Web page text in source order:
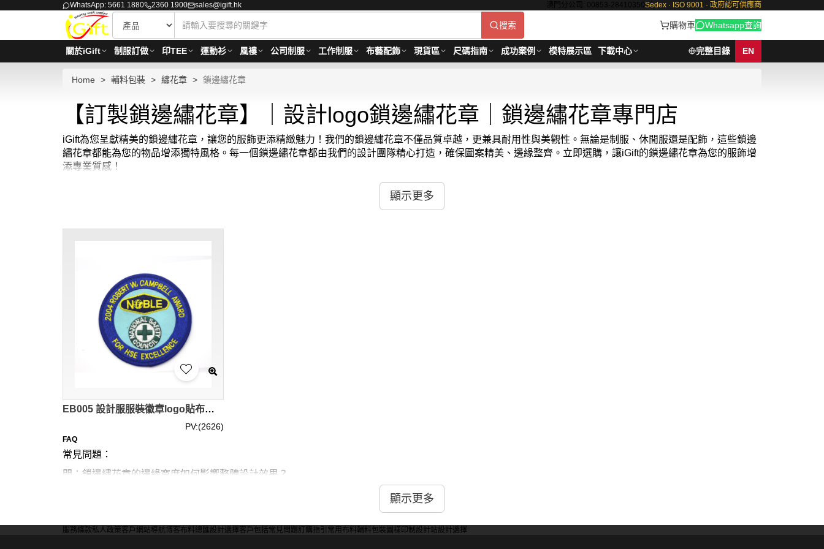
WhatsApp: 5661 1880 2360 1900 sales@igift.hk 澳門分公司: 00853-28410350 Sedex · ISO 9001 · 政府認可供應商
搜索 購物車 Whatsapp查詢
關於iGift 制服訂做 印TEE 運動衫 風褸 公司制服 工作制服 布藝配飾 現貨區 尺碼指南 成功案例 模特展示區 下載中心 完整目錄 EN
Home 輔料包裝 繡花章 鎖邊繡花章
【訂製鎖邊繡花章】｜設計logo鎖邊繡花章｜鎖邊繡花章專門店
iGift為您呈獻精美的鎖邊繡花章，讓您的服飾更添精緻魅力！我們的鎖邊繡花章不僅品質卓越，更兼具耐用性與美觀性。無論是制服、休閒服還是配飾，這些鎖邊
繡花章都能為您的物品增添獨特風格。每一個鎖邊繡花章都由我們的設計團隊精心打造，確保圖案精美、邊緣整齊。立即選購，讓iGift的鎖邊繡花章為您的服飾增
添專業質感！
尋找完美的裝飾細節？iGift的鎖邊繡花章絕對是您的理想之選。我們的鎖邊繡花章不僅能提升物品的美觀度，更是展現個人品味的絕佳方式。從簡約logo到複雜圖
案，iGift的鎖邊繡花章系列應有盡有。我們注重細節，如高品質的繡線、精湛的鎖邊工藝，讓您的鎖邊繡花章既美觀又持久。現在就來iGift探索您的專屬鎖邊繡花
最少訂購量 -MOQ:30件起 ； 價格：HKD15 / 起, 視乎數量而定。
顯示更多
EB005 設計服服裝徽章logo貼布刺繡 訂造專業時尚鎖邊服飾電腦繡花輔料 鎖邊繡花章製造商
PV:(2626)
FAQ
常見問題：
問：鎖邊繡花章的邊緣寬度如何影響整體設計效果？
答：窄邊緣精緻細膩，適合小型設計。寬邊緣突出邊框效果，適合大型章節。中等寬度平衡美觀和實用性。選擇時需考慮繡花章尺寸、圖案複雜度和預期視覺效
顯示更多
服務條款私人政策客戶 網站導航博客布料總匯設計選擇客戶包括常見問題訂購指引 常用布料輔料包裝 圖樣印制 設計站設計選擇